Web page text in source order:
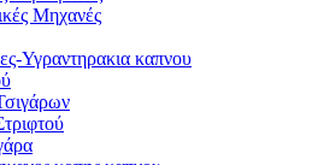
Μηχανές
Υγραντηρακια καπνου